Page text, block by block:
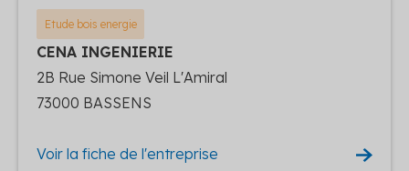
Etude bois energie
CENA INGENIERIE
2B Rue Simone Veil L'Amiral
73000 BASSENS
Voir la fiche de l'entreprise